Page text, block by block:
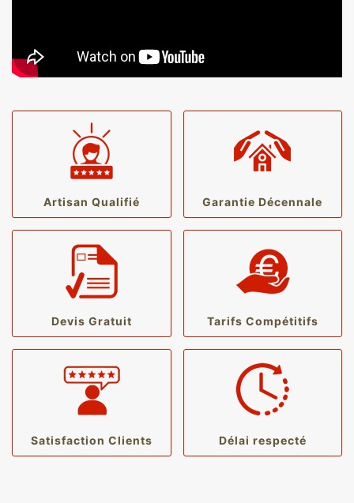
Artisan Qualifié Garantie Décennale
Devis Gratuit Tarifs Compétitifs
Satisfaction Clients Délai respecté